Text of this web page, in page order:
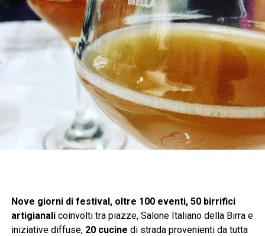
Nove giorni di festival, oltre 100 eventi, 50 birrifici
artigianalicoinvolti tra piazze, Salone Italiano della Birra e
iniziative diffuse,20 cucine di strada provenienti da tutta